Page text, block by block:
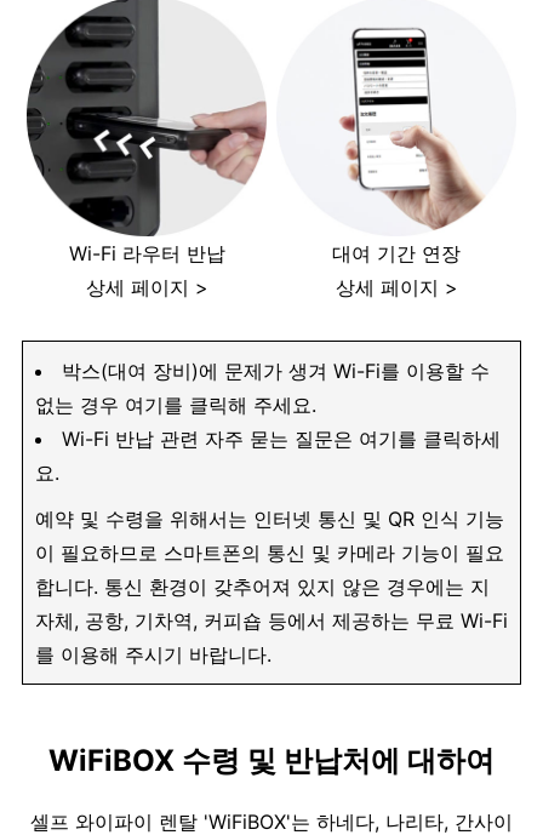
Wi-Fi 라우터 반납
상세 페이지 >
대여 기간 연장
상세 페이지 >
박스(대여 장비)에 문제가 생겨 Wi-Fi를 이용할 수
없는 경우 여기를 클릭해 주세요.
Wi-Fi 반납 관련 자주 묻는 질문은 여기를 클릭하세
요.
예약 및 수령을 위해서는 인터넷 통신 및 QR 인식 기능
이 필요하므로 스마트폰의 통신 및 카메라 기능이 필요
합니다. 통신 환경이 갖추어져 있지 않은 경우에는 지
자체, 공항, 기차역, 커피숍 등에서 제공하는 무료 Wi-Fi
를 이용해 주시기 바랍니다.
WiFiBOX 수령 및 반납처에 대하여
셀프 와이파이 렌탈 'WiFiBOX'는 하네다, 나리타, 간사이